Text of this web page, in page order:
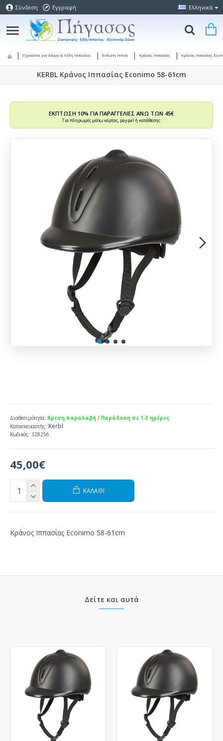
Σύνδεση Εγγραφή Ελληνικά
Προϊόντα για Άλογα & Είδη Ιππασίας Ένδυση Ιππέα Κράνος Ιππασίας Κράνος Ιππασίας
KERBL Κράνος Ιππασίας Econimo 58-61cm
ΕΚΠΤΩΣΗ 10% ΓΙΑ ΠΑΡΑΓΓΕΛΙΕΣ ΑΝΩ ΤΩΝ 45€
Για πληρωμές μέσω κάρτας, paypal ή κατάθεσης
45,00€
Διαθεσιμότητα: Άμεση παραλαβή / Παράδοση σε 1-3 ημέρες
Κατασκευαστής: Kerbl
Κωδικός: 328256
ΚΑΛΆΘΙ
Κράνος Ιππασίας Econimo 58-61cm
Δείτε και αυτά